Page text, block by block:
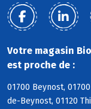
Votre magasin
est proche de :
01700 Beynost,
de-Beynost, 01120